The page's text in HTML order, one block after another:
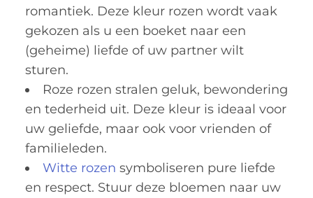
romantiek. Deze kleur rozen wordt vaak
gekozen als u een boeket naar een
(geheime) liefde of uw partner wilt
sturen.
Roze rozen stralen geluk, bewondering
en tederheid uit. Deze kleur is ideaal voor
uw geliefde, maar ook voor vrienden of
familieleden.
Witte rozen symboliseren pure liefde
en respect. Stuur deze bloemen naar uw